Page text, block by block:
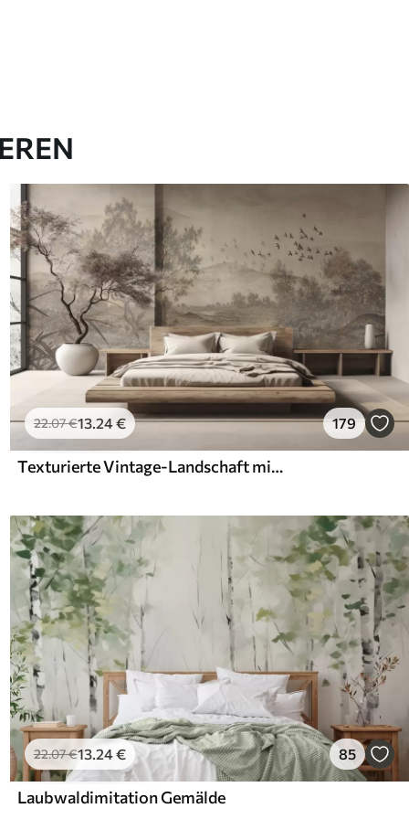
22.07€13.24€ 179
Texturierte Vintage-Landschaft mit einem Baum in der Nähe von Fluss und einem bewölkten Himmel, Natur Kunst in Sepia-Tönen
22.07€13.24€ 85
Laubwaldimitation Gemälde